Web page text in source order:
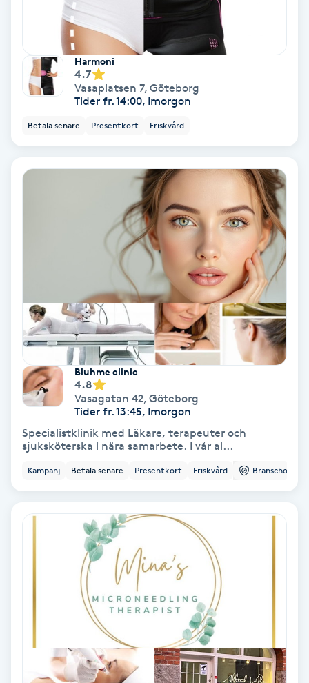
Fibromassage
Fillers
Fotmassage
Fotsvamp
Fransförlängning
Fransförlängning Megavolym
Fransförlängning Volym
Fransk manikyr
Fransrengöring
Friskvårdsmassage
Funktionsanalys
Harmoni
4.7
Vasaplatsen 7, Göteborg
Tider fr. 14:00, Imorgon
Betala senare Presentkort Friskvård
Bluhme clinic
4.8
Vasagatan 42, Göteborg
Tider fr. 13:45, Imorgon
Specialistklinik med Läkare, terapeuter och
sjuksköterska i nära samarbete. I vår al...
Kampanj Betala senare Presentkort Friskvård Branschorg.